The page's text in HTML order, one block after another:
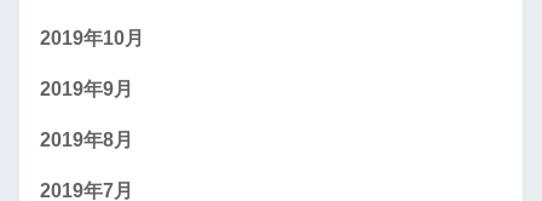
2019年10月
2019年9月
2019年8月
2019年7月